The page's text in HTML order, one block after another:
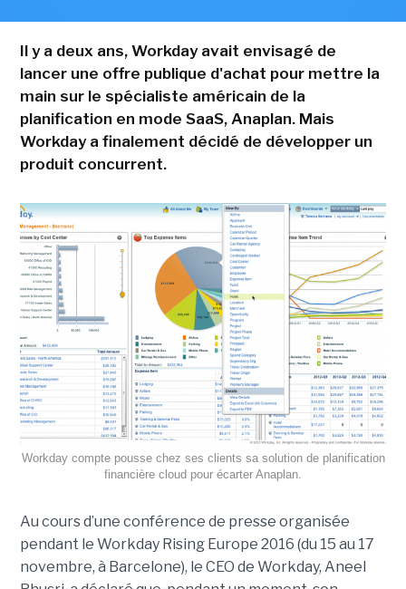
Il y a deux ans, Workday avait envisagé de
lancer une offre publique d'achat pour mettre la
main sur le spécialiste américain de la
planification en mode SaaS, Anaplan. Mais
Workday a finalement décidé de développer un
produit concurrent.
Workday compte pousse chez ses clients sa solution de planification
financière cloud pour écarter Anaplan.
Au cours d’une conférence de presse organisée
pendant le Workday Rising Europe 2016 (du 15 au 17
novembre, à Barcelone), le CEO de Workday, Aneel